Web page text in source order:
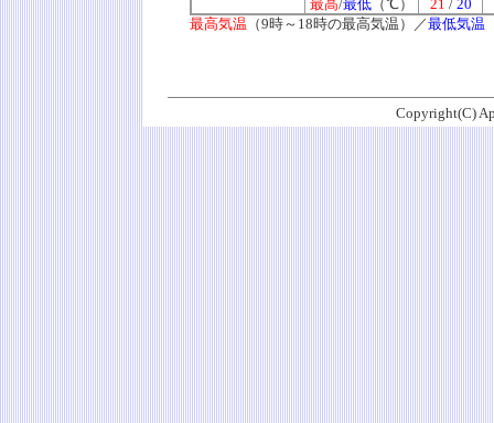
最高/最低 （℃） 21 / 20
最高気温 （9時～18時の最高気温）／最低気温
Copyright(C)